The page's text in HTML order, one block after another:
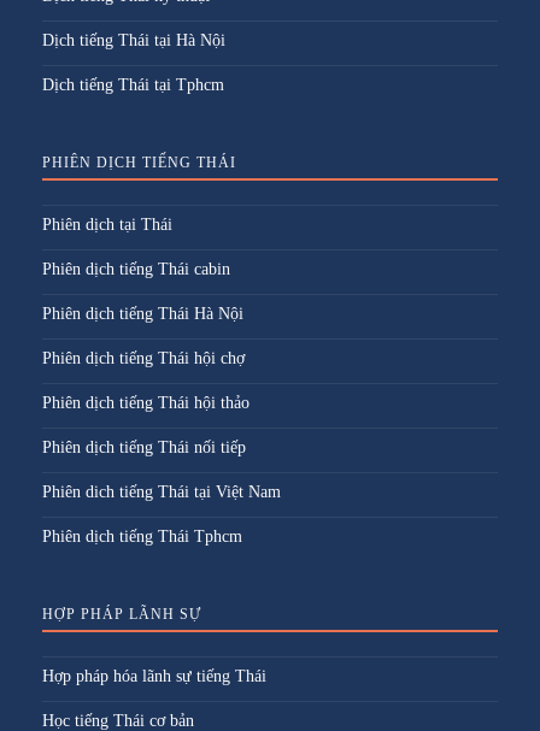
Dịch tiếng Thái tại Hà Nội
Dịch tiếng Thái tại Tphcm
PHIÊN DỊCH TIẾNG THÁI
Phiên dịch tại Thái
Phiên dịch tiếng Thái cabin
Phiên dịch tiếng Thái Hà Nội
Phiên dịch tiếng Thái hội chợ
Phiên dịch tiếng Thái hội thảo
Phiên dịch tiếng Thái nối tiếp
Phiên dich tiếng Thái tại Việt Nam
Phiên dịch tiếng Thái Tphcm
HỢP PHÁP LÃNH SỰ
Hợp pháp hóa lãnh sự tiếng Thái
Học tiếng Thái cơ bản